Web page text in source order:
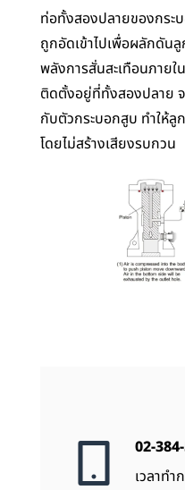
ท่อทั้งสองปลายของกระ
ถูกอัดเข้าไปเพื่อผลักดัน
พลังการสั่นสะเทือนภาย
ติดตั้งอยู่ที่ทั้งสองปลาย
กับตัวกระบอกสูบ ทำให้ลู
โดยไม่สร้างเสียงรบกวน
02-
เวลาทำ